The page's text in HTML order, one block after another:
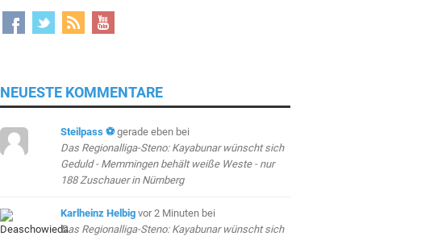
NEUESTE KOMMENTARE
Steilpass ⚽ gerade ebenbei
Das Regionalliga-Steno: Kayabunar wünscht sich
Geduld - Memmingen behält weiße Weste - nur
188 Zuschauer in Nürnberg
Karlheinz Helbig vor 2 Minuten bei
Das Regionalliga-Steno: Kayabunar wünscht sich